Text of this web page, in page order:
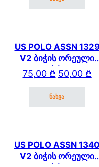
US POLO ASSN
V2 ბიჭის ორეული
კაპრით
75,00₾ Original
50,00 ₾
Current
ნახვა
US POLO ASSN 1340
V2 ბიჭის ორეული